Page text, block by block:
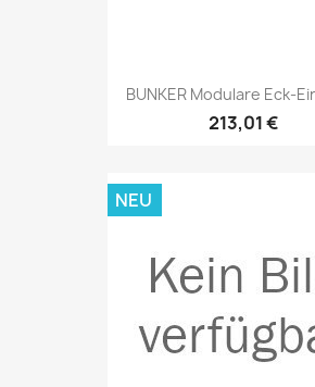
BUNKER Modulare Eck-
213,01 €
NEU